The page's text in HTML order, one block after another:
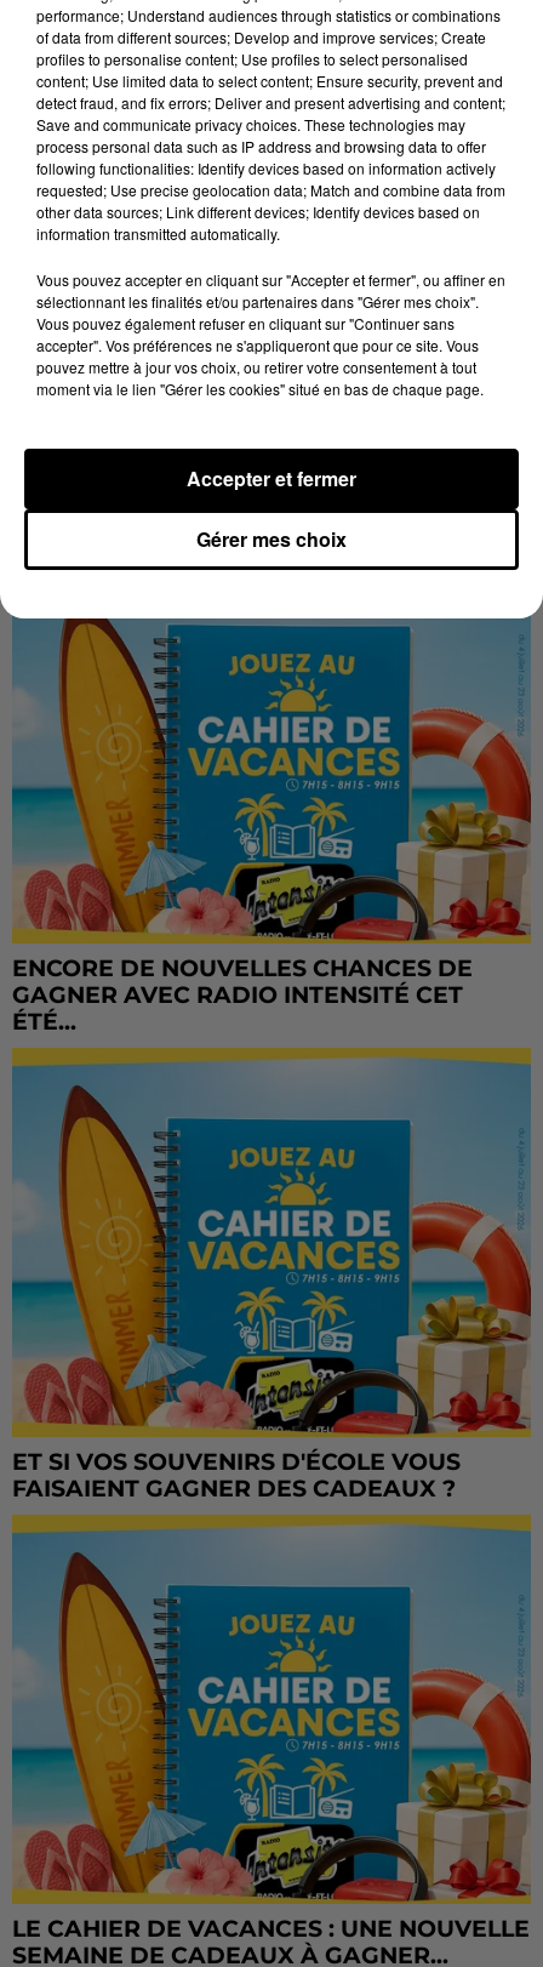
LES JEUX Voir plus
LES VACANCES PASSENT VITE... LES
CADEAUX AUSSI SUR INTENSITÉ !...
ENCORE DE NOUVELLES CHANCES DE
GAGNER AVEC RADIO INTENSITÉ CET
ÉTÉ...
ET SI VOS SOUVENIRS D'ÉCOLE VOUS
FAISAIENT GAGNER DES CADEAUX ?
LE CAHIER DE VACANCES : UNE NOUVELLE
SEMAINE DE CADEAUX À GAGNER...
performance; Understand audiences through statistics or combinations
of data from different sources; Develop and improve services; Create
profiles to personalise content; Use profiles to select personalised
content; Use limited data to select content; Ensure security, prevent and
detect fraud, and fix errors; Deliver and present advertising and content;
Save and communicate privacy choices. These technologies may
process personal data such as IP address and browsing data to offer
following functionalities: Identify devices based on information actively
requested; Use precise geolocation data; Match and combine data from
other data sources; Link different devices; Identify devices based on
information transmitted automatically.
Vous pouvez accepter en cliquant sur "Accepter et fermer", ou affiner en
sélectionnant les finalités et/ou partenaires dans "Gérer mes choix".
Vous pouvez également refuser en cliquant sur "Continuer sans
accepter". Vos préférences ne s'appliqueront que pour ce site. Vous
pouvez mettre à jour vos choix, ou retirer votre consentement à tout
moment via le lien "Gérer les cookies" situé en bas de chaque page.
Gérer mes choix
Accepter et fermer